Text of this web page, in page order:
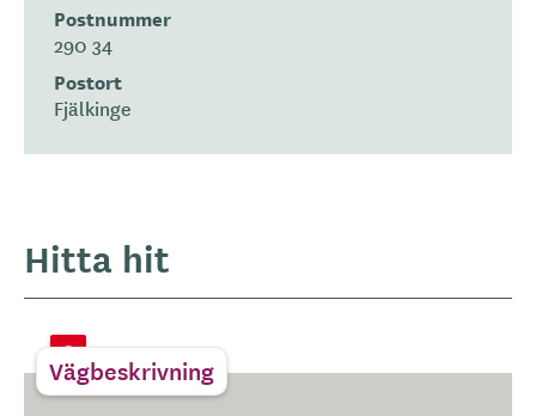
Postnummer
290 34
Postort
Fjälkinge
Hitta hit
Vägbeskrivning